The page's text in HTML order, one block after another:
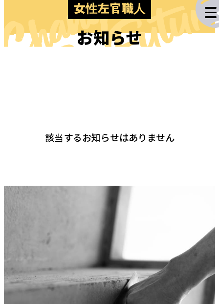
採用情報
お知らせ
女性左官職人
お知らせ
The
該当するお知らせはありません
電
メ